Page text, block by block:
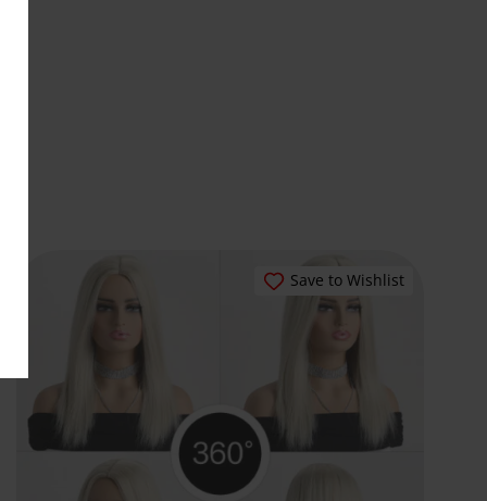
Save to Wishlist